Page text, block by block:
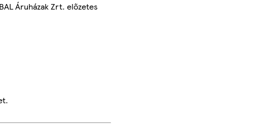
Áruházak Zrt. előzetes